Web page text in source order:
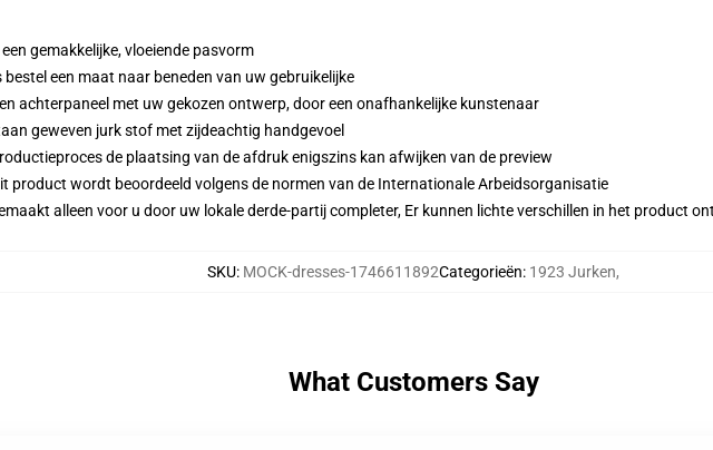
gemakkelijke, vloeiende pasvorm
een maat naar beneden van uw gebruikelijke
achterpaneel met uw gekozen ontwerp, door een onafhankelijke kunstenaar
geweven jurk stof met zijdeachtig handgevoel
de plaatsing van de afdruk enigszins kan afwijken van de preview
product wordt beoordeeld volgens de normen van de Internationale Arbeidsorganisatie
alleen voor u door uw lokale derde-partij completer, Er kunnen lichte verschillen in het product
SKU: MOCK-dresses-1746611892Categorieën: 1923 Jurken,
What Customers Say